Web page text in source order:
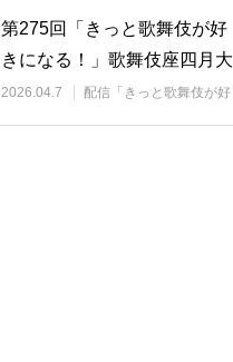
第275回「きっと歌舞伎が好
きになる！」歌舞伎座四月大
歌舞伎（昼の部…
2026.04.7
配信「きっと歌舞伎が好